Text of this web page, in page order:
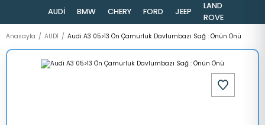
AUDİ BMW CHERY FORD JEEP
LAND
ROVER
Anasayfa AUDİ Audi A3 05>13 Ön Çamurluk Davlumbazı Sağ : Önün Önü